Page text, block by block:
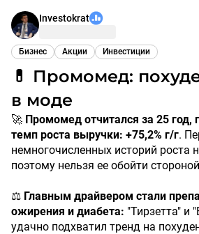
Investokrat
Бизнес Акции Инвестиции
💊 Промомед: похудение снова
в моде
Промомед отчитался за 25 год,
темп роста выручки: +75,2% г/г.
немногочисленных историй роста
поэтому нельзя ее обойти
⚖️ Главным драйвером стали
ожирения и диабета: "Тирзетта" и
удачно подхватил тренд на